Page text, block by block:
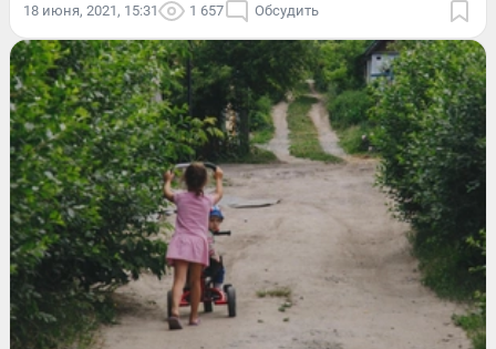
18 июня, 2021, 15:31 1 657 Обсудить